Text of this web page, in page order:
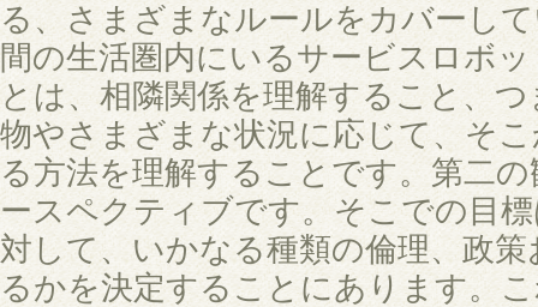
る、さまざまなルールをカバーし
間の生活圏内にいるサービスロボ
とは、相隣関係を理解すること、
物やさまざまな状況に応じて、そ
る方法を理解することです。第二
ースペクティブです。そこでの目
対して、いかなる種類の倫理、政
るかを決定することにあります。